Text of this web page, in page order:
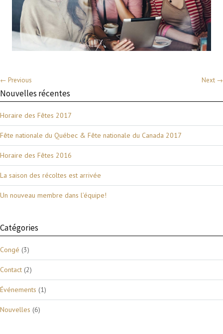
← Previous Next →
Nouvelles récentes
Horaire des Fêtes 2017
Fête nationale du Québec & Fête nationale du Canada 2017
Horaire des Fêtes 2016
La saison des récoltes est arrivée
Un nouveau membre dans l’équipe!
Catégories
Congé (3)
Contact (2)
Événements (1)
Nouvelles (6)